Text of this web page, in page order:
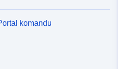
srv-8f9afd43-4ac5-
b490-bfb27c20821d
komandu